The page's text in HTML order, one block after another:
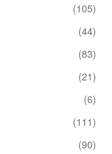
(105)
(44)
(83)
(21)
(6)
(111)
(90)